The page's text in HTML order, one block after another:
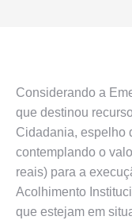
Considerando a
que destinou
Cidadania, espelho
contemplando o
reais) para a
Acolhimento
que estejam em